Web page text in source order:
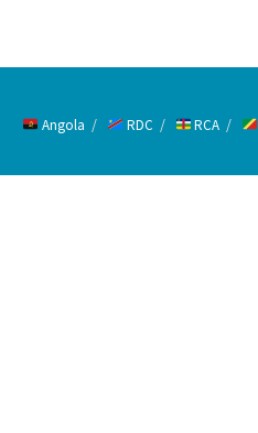
Angola RDC RCA